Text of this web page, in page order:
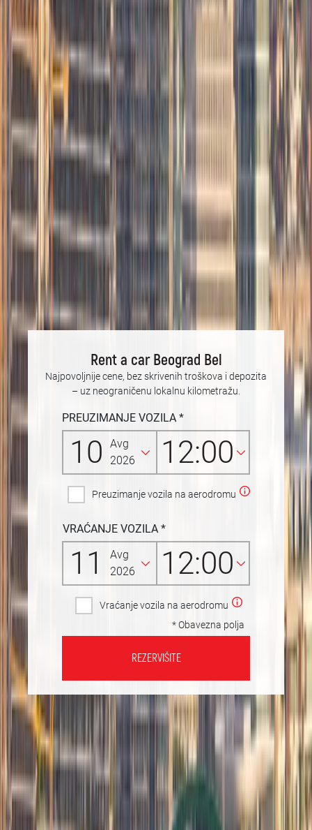
Rent a car Beograd Bel
Najpovoljnije cene, bez skrivenih troškova i depozita
– uz neograničenu lokalnu kilometražu.
PREUZIMANJE VOZILA *
10
Avg
2026
12:00
Preuzimanje vozila na aerodromu
VRAĆANJE VOZILA *
11
Avg
2026
12:00
Vraćanje vozila na aerodromu
* Obavezna polja
REZERVIŠITE